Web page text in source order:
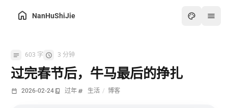
NanHuShiJie
归档
603 字 3 分钟
过完春节后，牛马最后的挣扎
2026-02-24 过年 生活 / 博客